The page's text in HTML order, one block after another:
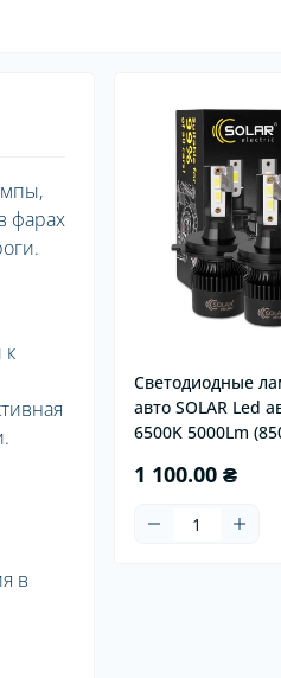
Светодиодные
авто SOLAR Led
6500K 5000Lm
1 100.00 ₴
фарах
к
в